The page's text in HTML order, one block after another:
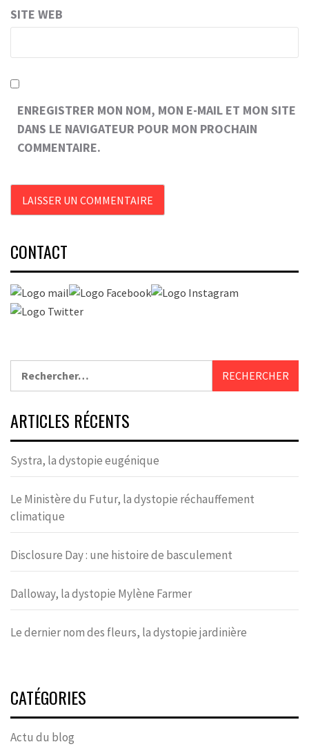
SITE WEB
ENREGISTRER MON NOM, MON E-MAIL ET MON SITE
DANS LE NAVIGATEUR POUR MON PROCHAIN
COMMENTAIRE.
CONTACT
ARTICLES RÉCENTS
Systra, la dystopie eugénique
Le Ministère du Futur, la dystopie réchauffement
climatique
Disclosure Day : une histoire de basculement
Dalloway, la dystopie Mylène Farmer
Le dernier nom des fleurs, la dystopie jardinière
CATÉGORIES
Actu du blog